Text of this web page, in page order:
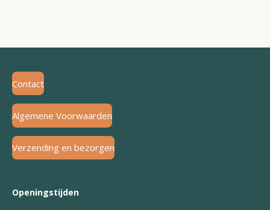
Contact
Algemene Voorwaarden
Verzending en bezorgen
Openingstijden